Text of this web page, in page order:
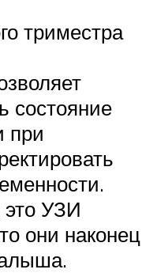
триместра
состояние
при
УЗИ
они наконец